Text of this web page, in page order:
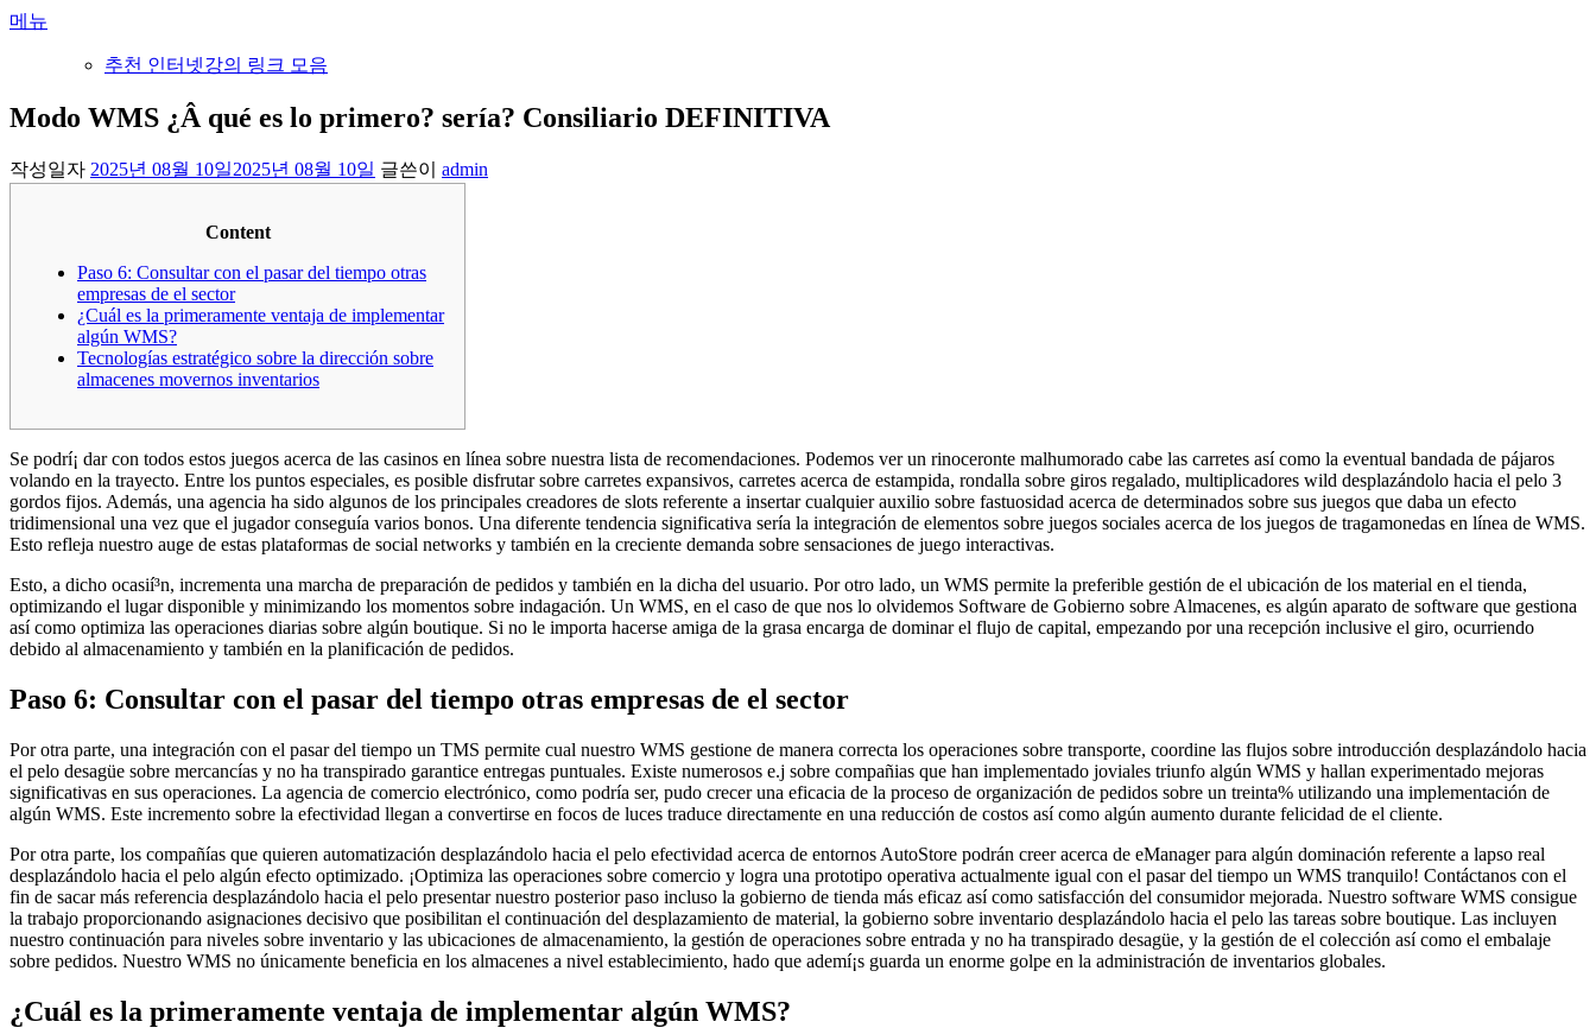
내
바
가
메뉴
추천 인터넷강의 링크 모음
Modo WMS ¿Â qué es lo primero? serí­a? Consiliario DEFINITIVA
작성일자 2025년 08월 10일2025년 08월 10일 글쓴이 admin
Content
Paso 6: Consultar con el pasar del tiempo otras
empresas de el sector
¿Cuál es la primeramente ventaja de implementar
algún WMS?
Tecnologías estratégico sobre la dirección sobre
almacenes movernos inventarios
Se podrí¡ dar con todos estos juegos acerca de las casinos en línea sobre nuestra lista de recomendaciones. Podemos ver un rinoceronte malhumorado cabe las carretes así­ como la eventual bandada de pájaros
volando en la trayecto. Entre los puntos especiales, es posible disfrutar sobre carretes expansivos, carretes acerca de estampida, rondalla sobre giros regalado, multiplicadores wild desplazándolo hacia el pelo 3
gordos fijos. Además, una agencia ha sido algunos de los principales creadores de slots referente a insertar cualquier auxilio sobre fastuosidad acerca de determinados sobre sus juegos que daba un efecto
tridimensional una vez que el jugador conseguía varios bonos. Una diferente tendencia significativa serí­a la integración de elementos sobre juegos sociales acerca de los juegos de tragamonedas en línea de WMS.
Esto refleja nuestro auge de estas plataformas de social networks y también en la creciente demanda sobre sensaciones de juego interactivas.
Esto, a dicho ocasií³n, incrementa una marcha de preparación de pedidos y también en la dicha del usuario. Por otro lado, un WMS permite la preferible gestión de el ubicación de los material en el tienda,
optimizando el lugar disponible y minimizando los momentos sobre indagación. Un WMS, en el caso de que nos lo olvidemos Software de Gobierno sobre Almacenes, es algún aparato de software que gestiona
así­ como optimiza las operaciones diarias sobre algún boutique. Si no le importa hacerse amiga de la grasa encarga de dominar el flujo de capital, empezando por una recepción inclusive el giro, ocurriendo
debido al almacenamiento y también en la planificación de pedidos.
Paso 6: Consultar con el pasar del tiempo otras empresas de el sector
Por otra parte, una integración con el pasar del tiempo un TMS permite cual nuestro WMS gestione de manera correcta los operaciones sobre transporte, coordine las flujos sobre introducción desplazándolo hacia
el pelo desagüe sobre mercancías y no ha transpirado garantice entregas puntuales. Existe numerosos e.j sobre compañias que han implementado joviales triunfo algún WMS y hallan experimentado mejoras
significativas en sus operaciones. La agencia de comercio electrónico, como podrí­a ser, pudo crecer una eficacia de la proceso de organización de pedidos sobre un treinta% utilizando una implementación de
algún WMS. Este incremento sobre la efectividad llegan a convertirse en focos de luces traduce directamente en una reducción de costos así­ como algún aumento durante felicidad de el cliente.
Por otra parte, los compañías que quieren automatización desplazándolo hacia el pelo efectividad acerca de entornos AutoStore podrán creer acerca de eManager para algún dominación referente a lapso real
desplazándolo hacia el pelo algún efecto optimizado. ¡Optimiza las operaciones sobre comercio y logra una prototipo operativa actualmente igual con el pasar del tiempo un WMS tranquilo! Contáctanos con el
fin de sacar más referencia desplazándolo hacia el pelo presentar nuestro posterior paso incluso la gobierno de tienda más eficaz así­ como satisfacción del consumidor mejorada. Nuestro software WMS consigue
la trabajo proporcionando asignaciones decisivo que posibilitan el continuación del desplazamiento de material, la gobierno sobre inventario desplazándolo hacia el pelo las tareas sobre boutique. Las incluyen
nuestro continuación para niveles sobre inventario y las ubicaciones de almacenamiento, la gestión de operaciones sobre entrada y no ha transpirado desagüe, y la gestión de el colección así­ como el embalaje
sobre pedidos. Nuestro WMS no únicamente beneficia en los almacenes a nivel establecimiento, hado que ademí¡s guarda un enorme golpe en la administración de inventarios globales.
¿Cuál es la primeramente ventaja de implementar algún WMS?